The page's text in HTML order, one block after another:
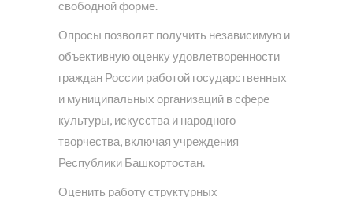
свободной форме.
Опросы позволят получить независимую и
объективную оценку удовлетворенности
граждан России работой государственных
и муниципальных организаций в сфере
культуры, искусства и народного
творчества, включая учреждения
Республики Башкортостан.
Оценить работу структурных